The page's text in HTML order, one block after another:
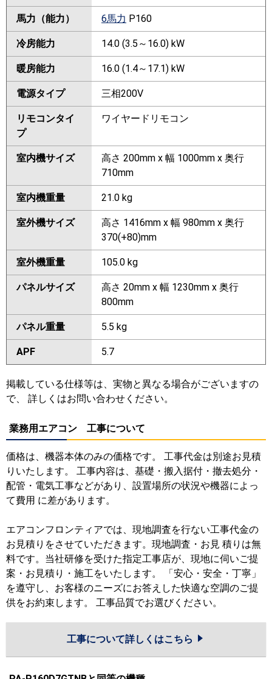
馬力（能力） 6馬力 P160
冷房能力 14.0 (3.5～16.0) kW
暖房能力 16.0 (1.4～17.1) kW
電源タイプ 三相200V
リモコンタイ
プ
ワイヤードリモコン
室内機サイズ
高さ 200mm x 幅 1000mm x 奥行
710mm
室内機重量 21.0 kg
室外機サイズ
高さ 1416mm x 幅 980mm x 奥行
370(+80)mm
室外機重量 105.0 kg
パネルサイズ
高さ 20mm x 幅 1230mm x 奥行
800mm
パネル重量 5.5 kg
APF 5.7
掲載している仕様等は、実物と異なる場合がございますの
で、 詳しくはお問い合わせください。
業務用エアコン 工事について
価格は、機器本体のみの価格です。 工事代金は別途お見積
りいたします。 工事内容は、基礎・搬入据付・撤去処分・
配管・電気工事などがあり、設置場所の状況や機器によっ
て費用 に差があります。
エアコンフロンティアでは、現地調査を行ない工事代金の
お見積りをさせていただきます。現地調査・お見 積りは無
料です。当社研修を受けた指定工事店が、現地に伺いご提
案・お見積り・施工をいたします。 「安心・安全・丁寧」
を遵守し、お客様のニーズにお答えした快適な空調のご提
供をお約束します。 工事品質でお選びください。
工事について詳しくはこちら